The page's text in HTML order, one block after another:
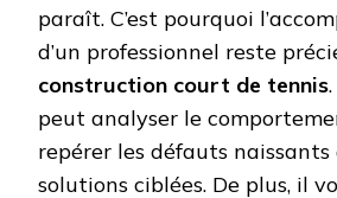
paraît. C’est pourquoi
d’un professionnel reste
construction court de tennis
peut analyser le
repérer les défauts naissants
solutions ciblées. De plus, il